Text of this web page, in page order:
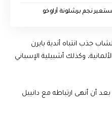
نجم برشلونة أراوخو
جذب انتباه أندية بايرن
وكذلك أشبيلية الإسباني
أن أنهى ارتباطه مع دانييل